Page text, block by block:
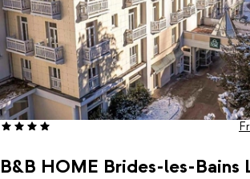
B&B HOME Brides-les-Bains